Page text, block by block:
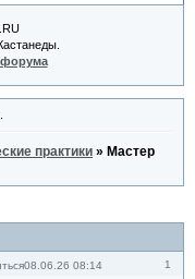
практики » Мастер
1
08.06.26 08:14